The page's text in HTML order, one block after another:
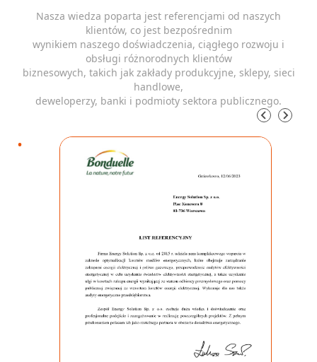
Nasza wiedza poparta jest referencjami od naszych
klientów, co jest bezpośrednim
wynikiem naszego doświadczenia, ciągłego rozwoju i
obsługi różnorodnych klientów
biznesowych, takich jak zakłady produkcyjne, sklepy, sieci
handlowe,
deweloperzy, banki i podmioty sektora publicznego.